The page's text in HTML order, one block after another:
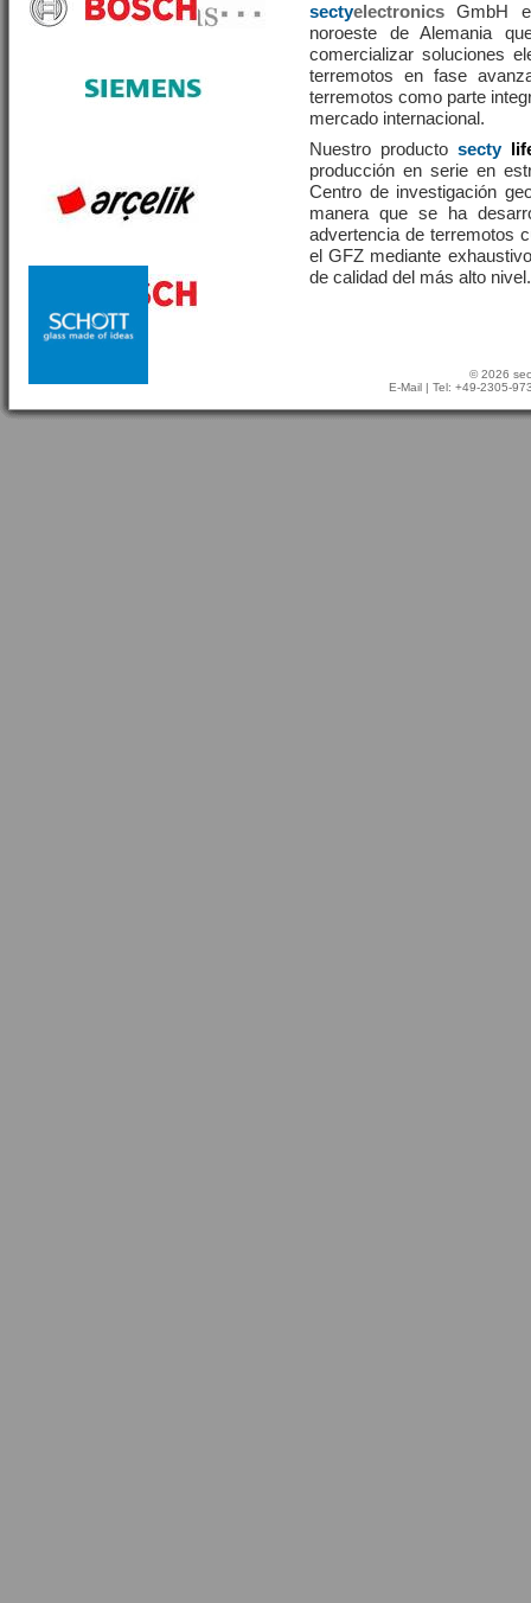
sectyelectronics GmbH
noroeste de Alemania
comercializar soluciones
terremotos en fase
terremotos como parte
mercado internacional.
Nuestro productosecty
producción en serie en
Centro de investigación
manera que se ha
advertencia de terremotos
el GFZ mediante
de calidad del más alto nivel.
© 2026
E-Mail | Tel: +49-2305-